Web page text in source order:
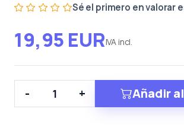
Sé el primero en valorar
19,95 EURIVA incl.
- + Añadir